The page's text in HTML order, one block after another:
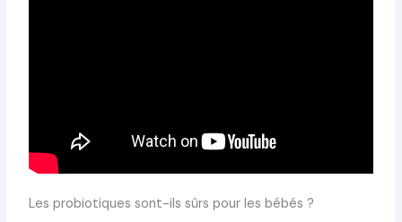
Les probiotiques sont-ils sûrs pour les bébés ?